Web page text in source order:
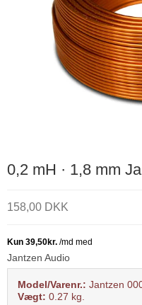
0,2 mH · 1,8 mm
158,00 DKK
Jantzen Audio
Model/Varenr.: Jantzen
Vægt: 0.27 kg.